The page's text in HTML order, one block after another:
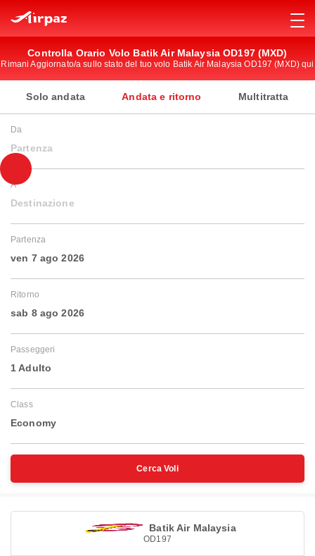
Controlla Orario Volo Batik Air Malaysia OD197 (MXD)
Rimani Aggiornato/a sullo stato del tuo volo Batik Air Malaysia OD197 (MXD) qui
Solo andata Andata e ritorno Multitratta
Da
Partenza
A
Destinazione
Partenza
ven 7 ago 2026
Ritorno
sab 8 ago 2026
Passeggeri
1 Adulto
Class
Economy
Cerca Voli
Batik Air Malaysia
OD197